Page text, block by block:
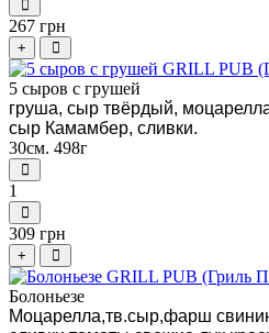
267 грн
+
5 сыров с грушей
груша, сыр твёрдый,
сыр Камамбер, сливки.
30см. 498г
1
309 грн
+
Болоньезе
Моцарелла,тв.сыр,фарш